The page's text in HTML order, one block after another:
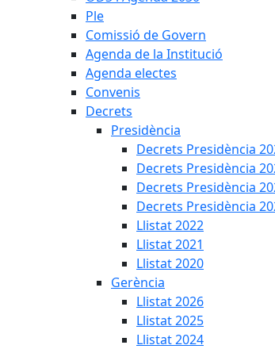
Ple
Comissió de Govern
Agenda de la Institució
Agenda electes
Convenis
Decrets
Presidència
Decrets Presidència
Decrets Presidència
Decrets Presidència
Decrets Presidència
Llistat 2022
Llistat 2021
Llistat 2020
Gerència
Llistat 2026
Llistat 2025
Llistat 2024